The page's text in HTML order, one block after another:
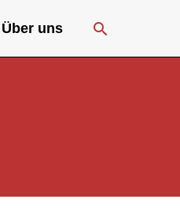
Über uns Suche